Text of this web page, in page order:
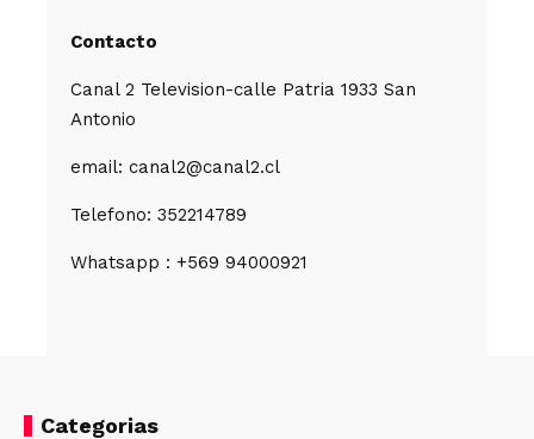
Contacto
Canal 2 Television-calle Patria 1933 San
Antonio
email: canal2@canal2.cl
Telefono: 352214789
Whatsapp : +569 94000921
Categorias